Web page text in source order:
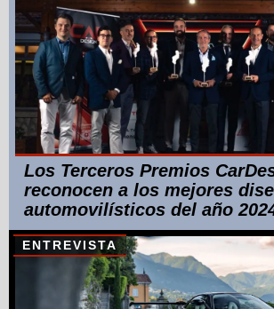
Los Terceros Premios
reconocen a los mejores
automovilísticos del año
ENTREVISTA